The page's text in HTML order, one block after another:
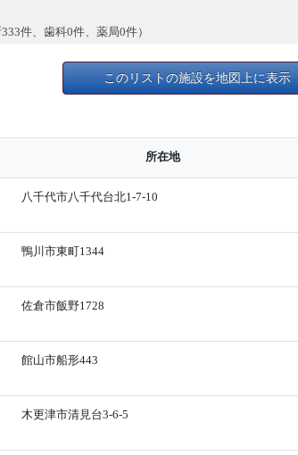
件、歯科0件、薬局0件）
このリストの施設を地図上に表示
所在地
八千代市八千代台北1-7-10
鴨川市東町1344
佐倉市飯野1728
館山市船形443
木更津市清見台3-6-5